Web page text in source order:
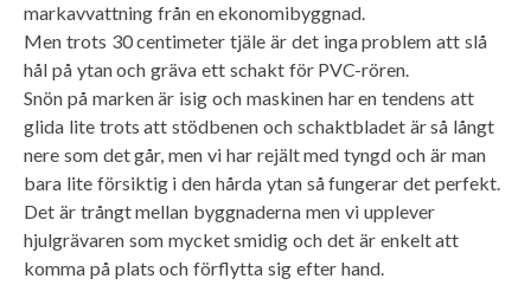
markavvattning från en ekonomibyggnad.
Men trots 30 centimeter tjäle är det inga problem att slå
hål på ytan och gräva ett schakt för PVC-rören.
Snön på marken är isig och maskinen har en tendens att
glida lite trots att stödbenen och schaktbladet är så långt
nere som det går, men vi har rejält med tyngd och är man
bara lite försiktig i den hårda ytan så fungerar det perfekt.
Det är trångt mellan byggnaderna men vi upplever
hjulgrävaren som mycket smidig och det är enkelt att
komma på plats och förflytta sig efter hand.